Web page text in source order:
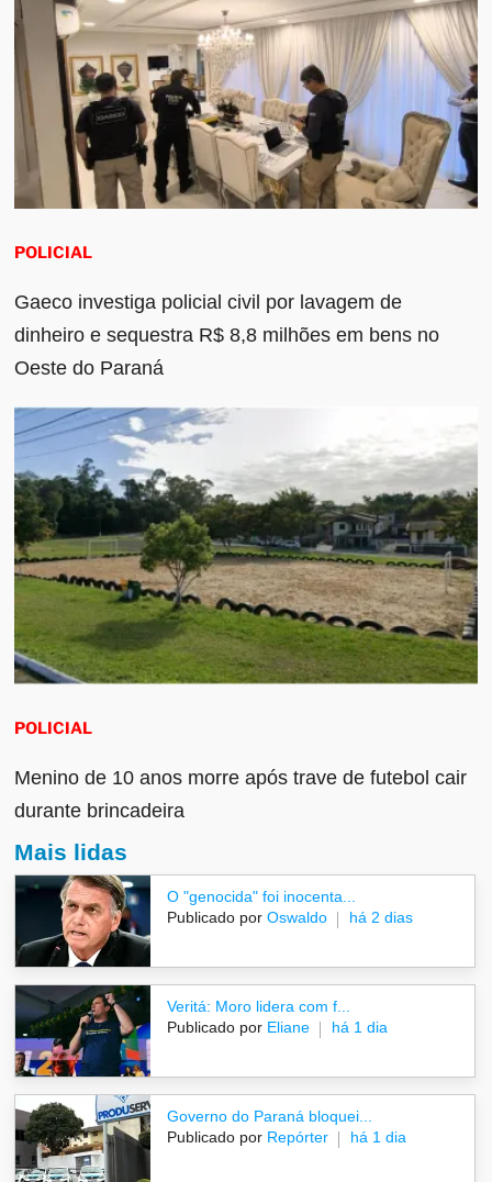
POLICIAL
Gaeco investiga policial civil por lavagem de
dinheiro e sequestra R$ 8,8 milhões em bens no
Oeste do Paraná
POLICIAL
Menino de 10 anos morre após trave de futebol cair
durante brincadeira
Mais lidas
O "genocida" foi inocenta...
Publicado por Oswaldo há 2 dias
Veritá: Moro lidera com f...
Publicado por Eliane há 1 dia
Governo do Paraná bloquei...
Publicado por Repórter há 1 dia